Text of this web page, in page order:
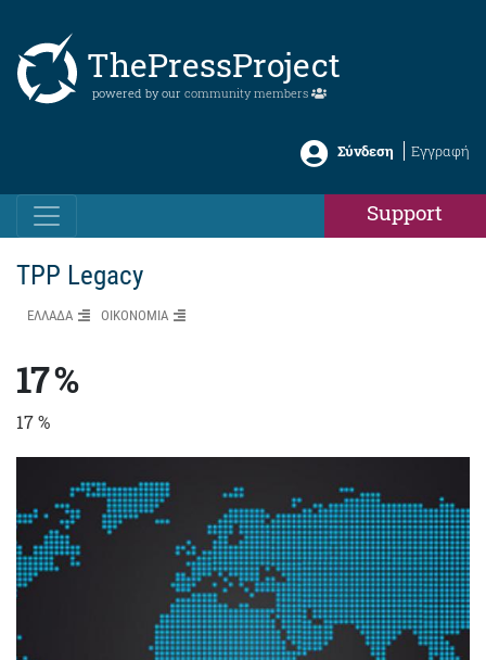
ThePressProject
powered by our community members
Σύνδεση Εγγραφή
Support
TPP Legacy
ΕΛΛΑΔΑ ΟΙΚΟΝΟΜΙΑ
17 %
17 %